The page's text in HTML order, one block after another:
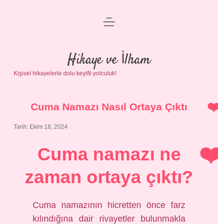
Anasayfa
Gizlilik Politikası
Yasal Uyarı
menüyü
Hikaye ve İlham
Kişisel hikayelerle dolu keyifli yolculuk!
Cuma Namazı Nasıl Ortaya Çıktı
Tarih: Ekim 18, 2024
Cuma namazı ne
zaman ortaya çıktı?
Cuma namazının hicretten önce farz
kılındığına dair rivayetler bulunmakla